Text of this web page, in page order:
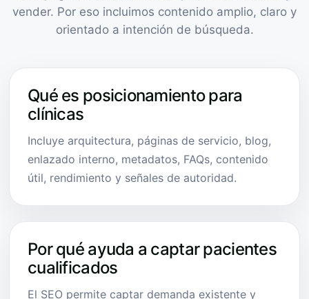
vender. Por eso incluimos contenido amplio, claro y
orientado a intención de búsqueda.
Qué es posicionamiento para
clínicas
Incluye arquitectura, páginas de servicio, blog,
enlazado interno, metadatos, FAQs, contenido
útil, rendimiento y señales de autoridad.
Por qué ayuda a captar pacientes
cualificados
El SEO permite captar demanda existente y